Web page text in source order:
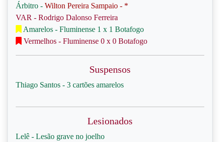
Árbitro - Wilton Pereira Sampaio - *
VAR - Rodrigo Dalonso Ferreira
Amarelos - Fluminense 1 x 1 Botafogo
Vermelhos - Fluminense 0 x 0 Botafogo
Suspensos
Thiago Santos - 3 cartões amarelos
Lesionados
Lelê - Lesão grave no joelho